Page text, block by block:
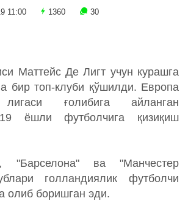
11:00 1360 30
Маттейс Де Лигт учун курашга
бир топ-клуби қўшилди. Европа
лигаси ғолибига айланган
ёшли футболчига қизиқиш
"Барселона" ва "Манчестер
голландиялик футболчи
олиб боришган эди.